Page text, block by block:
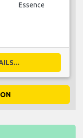
Essence